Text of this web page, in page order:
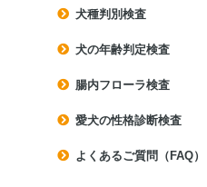
犬種判別検査
犬の年齢判定検査
腸内フローラ検査
愛犬の性格診断検査
よくあるご質問（FAQ）